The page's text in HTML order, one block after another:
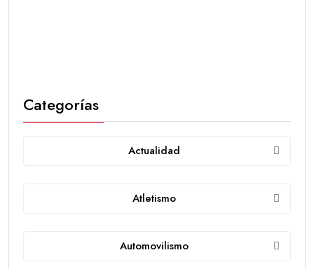
Categorías
Actualidad
Atletismo
Automovilismo